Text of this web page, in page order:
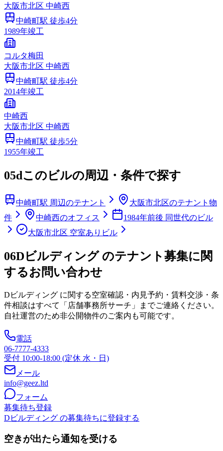
大阪市北区 中崎西
中崎町駅 徒歩4分
1989年竣工
コルタ梅田
大阪市北区 中崎西
中崎町駅 徒歩4分
2014年竣工
中崎西
大阪市北区 中崎西
中崎町駅 徒歩5分
1955年竣工
05dこのビルの周辺・条件で探す
中崎町駅 周辺のテナント
大阪市北区のテナント物
件
中崎西のオフィス
1984年前後 同世代のビル
大阪市北区 空室ありビル
06Dビルディング のテナント募集に関
するお問い合わせ
Dビルディング に関する空室確認・内見予約・賃料交渉・条
件相談はすべて「店舗事務所サーチ」までご連絡ください。
自社運営のため非公開物件のご案内も可能です。
電話
06-7777-4333
受付 10:00-18:00 (定休 水・日)
メール
info@geez.ltd
フォーム
募集待ち登録
Dビルディング の募集待ちに登録する
空きが出たら通知を受ける